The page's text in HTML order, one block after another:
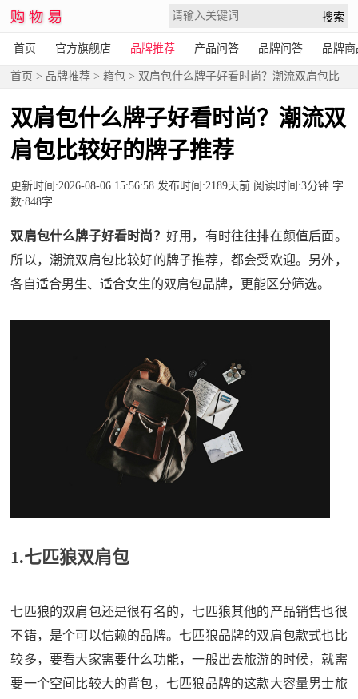
首页 官方旗舰店 品牌推荐 产品问答 品牌问答 品牌商
首页 > 品牌推荐 >箱包 > 双肩包什么牌子好看时尚？潮流双肩包比
双肩包什么牌子好看时尚？潮流双
肩包比较好的牌子推荐
更新时间:2026-08-06 15:56:58 发布时间:2189天前 阅读时间:3分钟 字
数:848字
双肩包什么牌子好看时尚？ 好用，有时往往排在颜值后面。
所以，潮流双肩包比较好的牌子推荐，都会受欢迎。另外，
各自适合男生、适合女生的双肩包品牌，更能区分筛选。
1.七匹狼双肩包
七匹狼的双肩包还是很有名的，七匹狼其他的产品销售也很
不错，是个可以信赖的品牌。七匹狼品牌的双肩包款式也比
较多，要看大家需要什么功能，一般出去旅游的时候，就需
要一个空间比较大的背包，七匹狼品牌的这款大容量男士旅